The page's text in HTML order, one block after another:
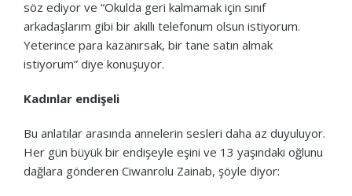
söz ediyor ve “Okulda geri kalmamak için sınıf
arkadaşlarım gibi bir akıllı telefonum olsun istiyorum.
Yeterince para kazanırsak, bir tane satın almak
istiyorum” diye konuşuyor.
Kadınlar endişeli
Bu anlatılar arasında annelerin sesleri daha az duyuluyor.
Her gün büyük bir endişeyle eşini ve 13 yaşındaki oğlunu
dağlara gönderen Ciwanrolu Zainab, şöyle diyor: